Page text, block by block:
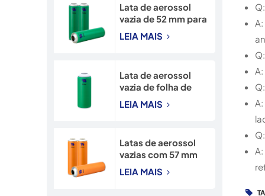
fábrica.
Lata de aerossol
vazia de 52 mm para
alta pressão, em
folha de flandres,
LEIA MAIS
Lata de aerossol
vazia de folha de
flandres com
gargalo de 65 mm e
LEIA MAIS
Latas de aerossol
vazias com 57 mm
de diâmetro para
pulverização de
LEIA MAIS